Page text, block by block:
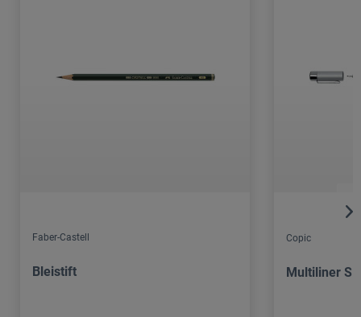
Faber-Castell
Bleistift
Copic
Multiliner SP